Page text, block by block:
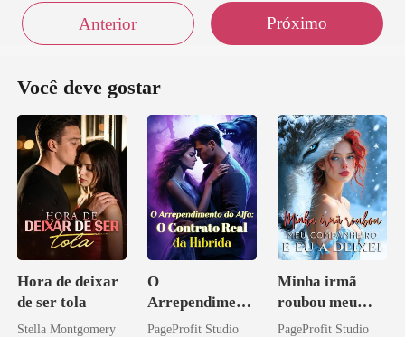
Anterior Próximo
Você deve gostar
Hora de deixar
de ser tola
Stella Montgomery
O
Arrependiment
o do Alfa: O
PageProfit Studio
Minha irmã
roubou meu
companheiro e
PageProfit Studio